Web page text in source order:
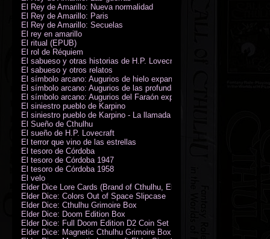
El Rey de Amarillo: Nueva normalidad
El Rey de Amarillo: Paris
El Rey de Amarillo: Secuelas
El rey en amarillo
El ritual (EPUB)
El rol de Réquiem
El sabueso y otras historias de H.P. Lovecraft
El sabueso y otros relatos
El símbolo arcano: Augurios de hielo expansión
El símbolo arcano: Augurios de las profundidades expansión
El símbolo arcano: Augurios del Faraón expansión
El siniestro pueblo de Karpino
El siniestro pueblo de Karpino - La llamada de Cthulhu
El Sueño de Cthulhu
El sueño de H.P. Lovecraft
El terror que vino de las estrellas
El tesoro de Córdoba
El tesoro de Córdoba 1947
El tesoro de Córdoba 1958
El velo
Elder Dice Lore Cards (Brand of Cthulhu, Elder Sign, Astral Elder Sign)
Elder Dice: Colors Out of Space Slipcase
Elder Dice: Cthulhu Grimoire Box
Elder Dice: Doom Edition Box
Elder Dice: Full Doom Edition D2 Coin Set
Elder Dice: Magnetic Cthulhu Grimoire Box